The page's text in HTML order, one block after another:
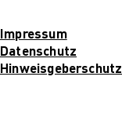
Impressum
Datenschutz
Hinweisgeberschutz